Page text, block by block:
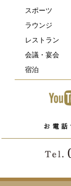
スポーツ
ラウンジ
レストラン
会議・宴会
宿泊
お電